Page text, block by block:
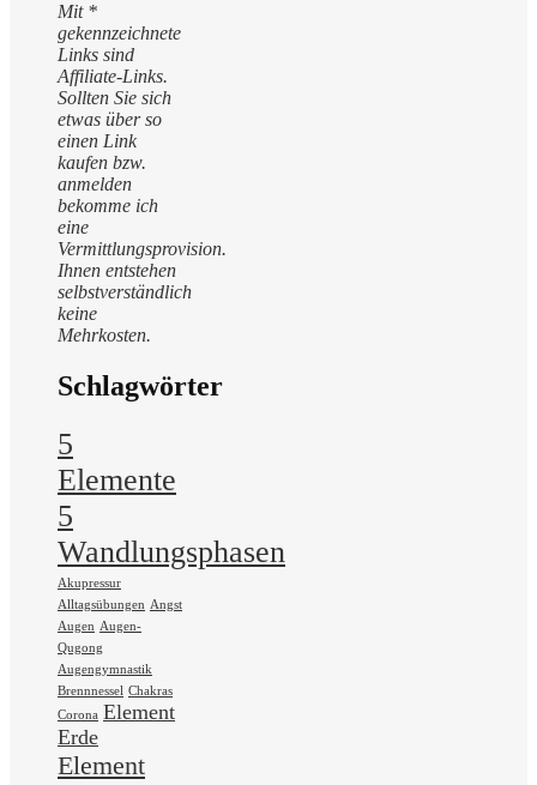
Mit *
gekennzeichnete
Links sind
Affiliate-Links.
Sollten Sie sich
etwas über so
einen Link
kaufen bzw.
anmelden
bekomme ich
eine
Vermittlungsprovision.
Ihnen entstehen
selbstverständlich
keine
Mehrkosten.
Schlagwörter
5
Elemente
5
Wandlungsphasen
Akupressur
Alltagsübungen Angst
Augen Augen-
Qugong
Augengymnastik
Brennnessel Chakras
Corona Element
Erde
Element